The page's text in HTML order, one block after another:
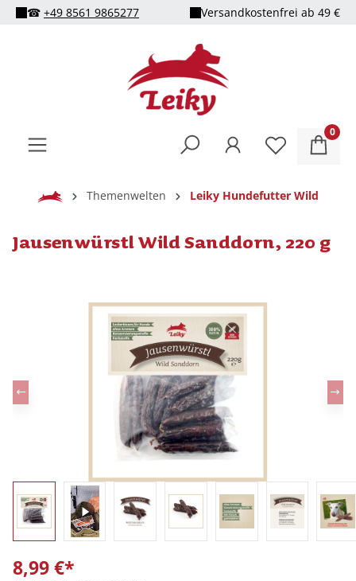
springen
☎ +49 8561 9865277 Versandkostenfrei ab 49 €
0
HomeThemenwelten Leiky Hundefutter Wild
Jausenwürstl Wild Sanddorn, 220 g
Bildergalerie überspringen
8,99 €*